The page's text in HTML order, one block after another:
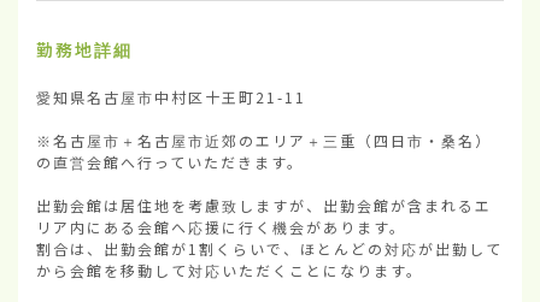
勤務地詳細
愛知県名古屋市中村区十王町21-11
※名古屋市＋名古屋市近郊のエリア＋三重（四日市・桑名）
の直営会館へ行っていただきます。
出勤会館は居住地を考慮致しますが、出勤会館が含まれるエ
リア内にある会館へ応援に行く機会があります。
割合は、出勤会館が1割くらいで、ほとんどの対応が出勤して
から会館を移動して対応いただくことになります。